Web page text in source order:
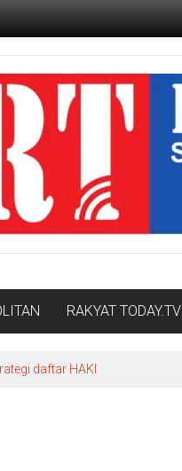
RAKYAT TODAY.TV
daftar HAKI